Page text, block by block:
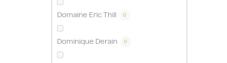
Domaine Eric Thill 0
Dominique Derain 0